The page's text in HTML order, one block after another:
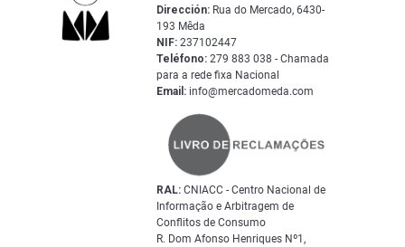
Dirección: Rua do Mercado, 6430-
193 Mêda
NIF: 237102447
Teléfono: 279 883 038 - Chamada
para a rede fixa Nacional
Email: info@mercadomeda.com
RAL: CNIACC - Centro Nacional de
Informação e Arbitragem de
Conflitos de Consumo
R. Dom Afonso Henriques Nº1,